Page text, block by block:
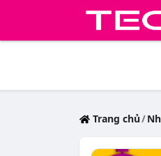
Tìm mua sảnTrang chủ